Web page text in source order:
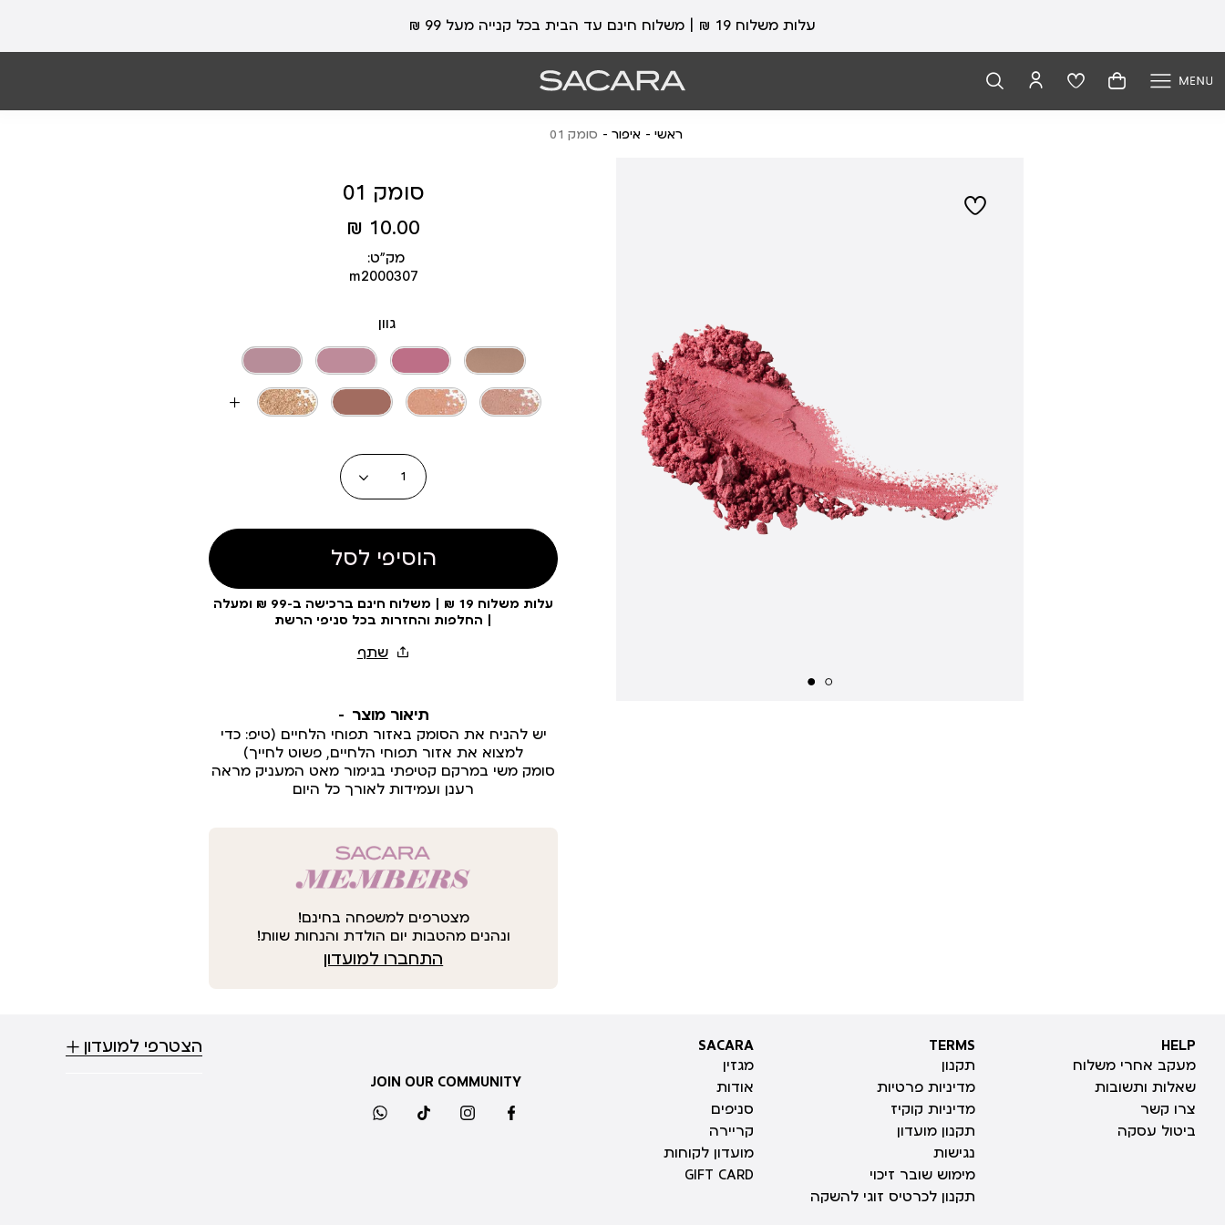
עלות משלוח 19 ₪ | משלוח חינם עד הבית בכל קנייה מעל 99 ₪
ראשי איפור סומק 01
סומק 01
מחיר
מוצר
10.00 ₪
מק״ט:
m2000307
גוון
עוד
כמות
הוסיפי לסל
עלות משלוח 19 ₪ | משלוח חינם ברכישה ב-99 ₪ ומעלה
| החלפות והחזרות בכל סניפי הרשת
תיאור מוצר
יש להניח את הסומק באזור תפוחי הלחיים (טיפ: כדי
למצוא את אזור תפוחי הלחיים, פשוט לחייך)
סומק משי במרקם קטיפתי בגימור מאט המעניק מראה
רענן ועמידות לאורך כל היום
מצטרפים למשפחה בחינם!
ונהנים מהטבות יום הולדת והנחות שוות!
התחברו למועדון
HELP
HELP
מעקב אחרי משלוח
שאלות ותשובות
צרו קשר
ביטול עסקה
TERMS
TERMS
תקנון
מדיניות פרטיות
מדיניות קוקיז
תקנון מועדון
נגישות
מימוש שובר זיכוי
תקנון לכרטיס זוגי להשקה
SACARA
SACARA
מגזין
אודות
סניפים
קריירה
מועדון לקוחות
GIFT CARD
JOIN OUR COMMUNITY
facebook
instagram
tiktok
whatsapp
הצטרפי למועדון